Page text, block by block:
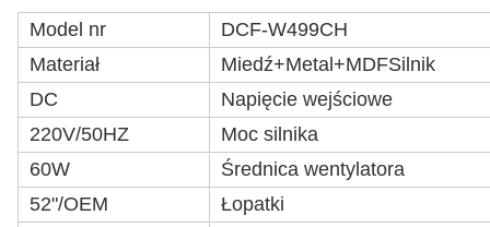
Model nr
DCF-W499CH
Materiał
Miedź+Metal+MDFSilnik
DC
Napięcie wejściowe
220V/50HZ
Moc silnika
60W
Średnica wentylatora
52"/OEM
Łopatki